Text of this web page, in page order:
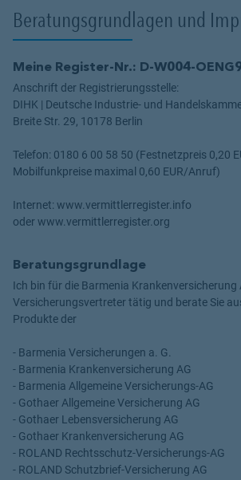
Beratungsgrundlagen und
Meine Register-Nr.: D-W004-
Anschrift der Registrierungsstelle:
DIHK | Deutsche Industrie- und
Breite Str. 29, 10178 Berlin
Telefon: 0180 6 00 58 50 (Festnetzpreis 0,20
Mobilfunkpreise maximal 0,60 EUR/Anruf)
Internet: www.vermittlerregister.info
oder www.vermittlerregister.org
Beratungsgrundlage
Ich bin für die Barmenia Krankenversicherung
Versicherungsvertreter tätig und berate Sie
Produkte der
- Barmenia Versicherungen a. G.
- Barmenia Krankenversicherung AG
- Barmenia Allgemeine Versicherungs-AG
- Gothaer Allgemeine Versicherung AG
- Gothaer Lebensversicherung AG
- Gothaer Krankenversicherung AG
- ROLAND Rechtsschutz-Versicherungs-AG
- ROLAND Schutzbrief-Versicherung AG